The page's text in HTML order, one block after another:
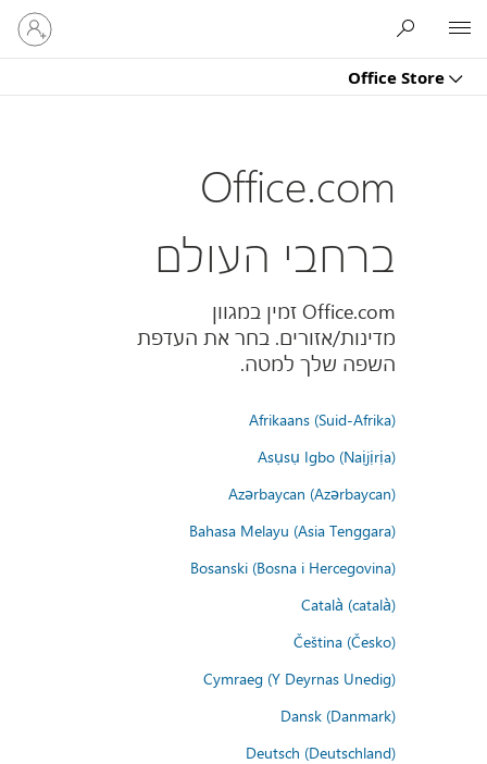
Office Store
היכנס
לחשבון
שלך
Office.com
ברחבי העולם
Office.com זמין במגוון
מדינות/אזורים. בחר את העדפת
השפה שלך למטה.
Afrikaans (Suid-Afrika)
Asụsụ Igbo (Naịjịrịa)
Azərbaycan (Azərbaycan)
Bahasa Melayu (Asia Tenggara)
Bosanski (Bosna i Hercegovina)
Català (català)
Čeština (Česko)
Cymraeg (Y Deyrnas Unedig)
Dansk (Danmark)
Deutsch (Deutschland)